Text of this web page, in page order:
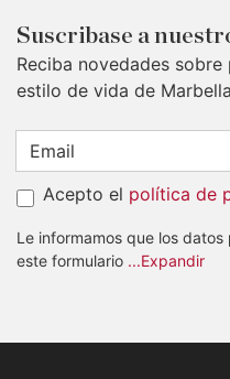
Suscribase a
Reciba novedades
estilo de vida de Marbella
Acepto el política de
Le informamos que los
este formulario ...Expandir